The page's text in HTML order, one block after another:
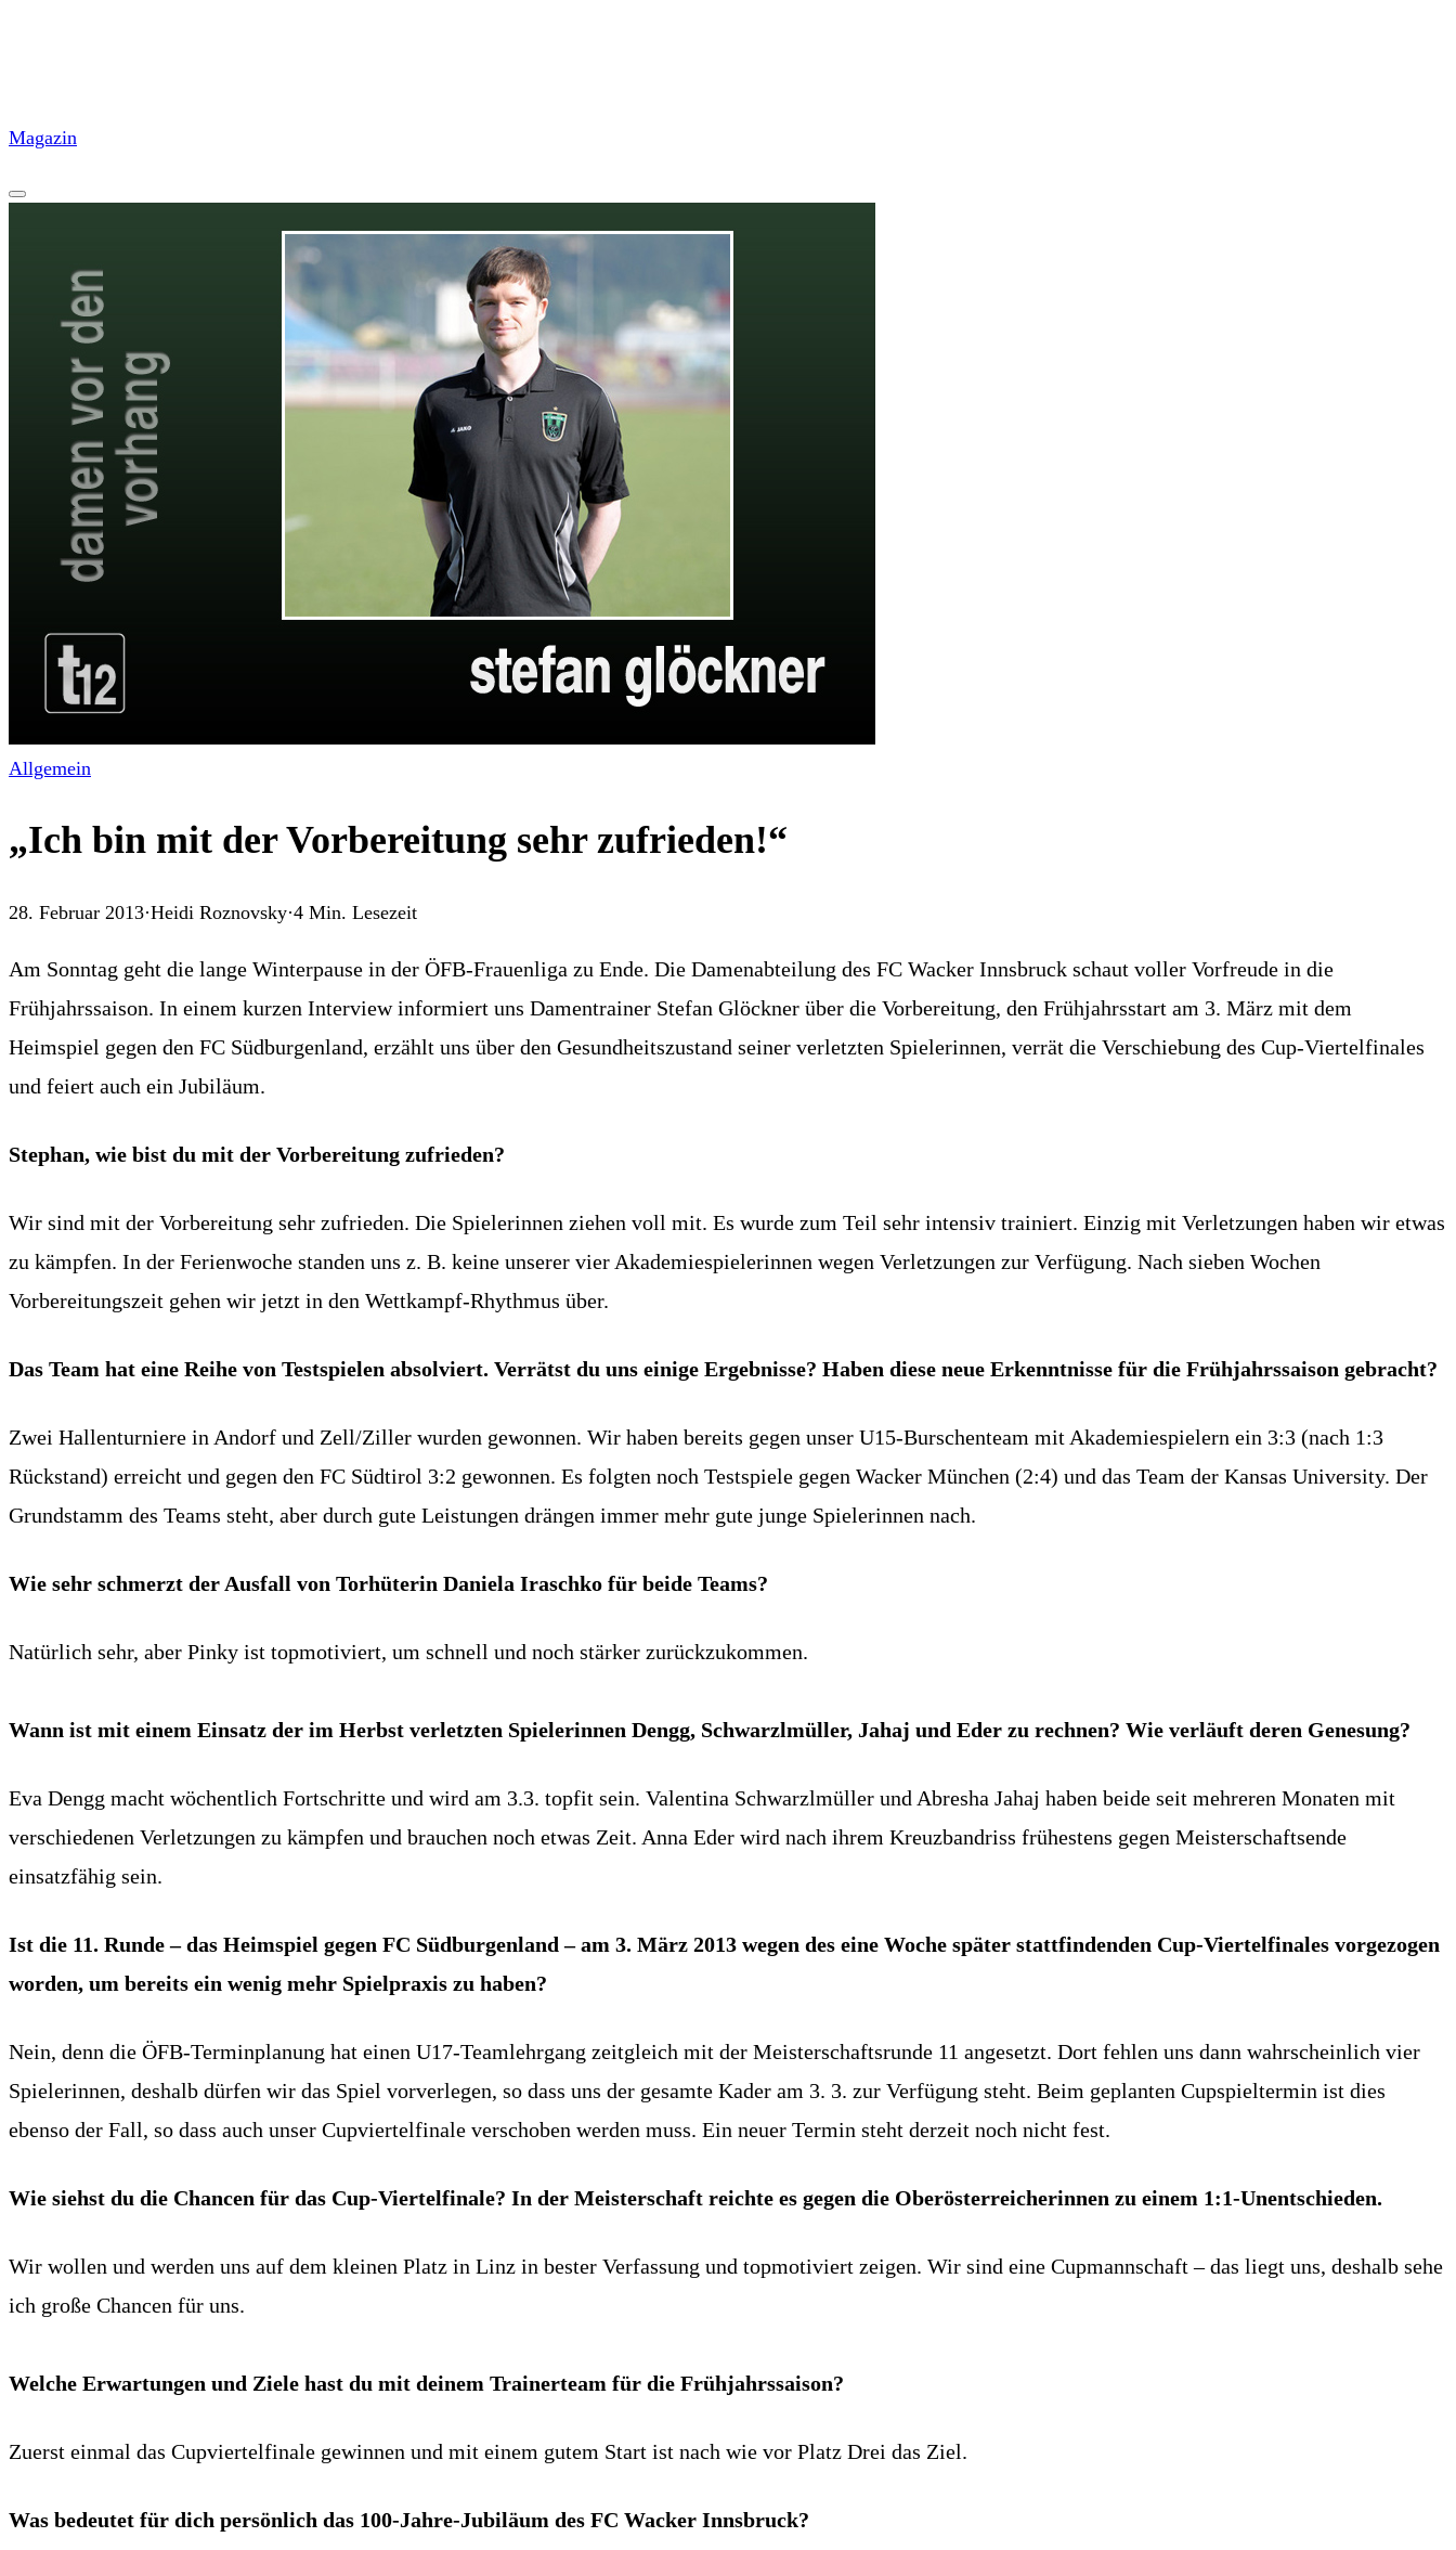
Magazin
Allgemein
„Ich bin mit der Vorbereitung sehr zufrieden!“
28. Februar 2013·Heidi Roznovsky·4 Min. Lesezeit
Am Sonntag geht die lange Winterpause in der ÖFB-Frauenliga zu Ende. Die Damenabteilung des FC Wacker Innsbruck schaut voller Vorfreude in die
Frühjahrssaison. In einem kurzen Interview informiert uns Damentrainer Stefan Glöckner über die Vorbereitung, den Frühjahrsstart am 3. März mit dem
Heimspiel gegen den FC Südburgenland, erzählt uns über den Gesundheitszustand seiner verletzten Spielerinnen, verrät die Verschiebung des Cup-Viertelfinales
und feiert auch ein Jubiläum.
Stephan, wie bist du mit der Vorbereitung zufrieden?
Wir sind mit der Vorbereitung sehr zufrieden. Die Spielerinnen ziehen voll mit. Es wurde zum Teil sehr intensiv trainiert. Einzig mit Verletzungen haben wir etwas
zu kämpfen. In der Ferienwoche standen uns z. B. keine unserer vier Akademiespielerinnen wegen Verletzungen zur Verfügung. Nach sieben Wochen
Vorbereitungszeit gehen wir jetzt in den Wettkampf-Rhythmus über.
Das Team hat eine Reihe von Testspielen absolviert. Verrätst du uns einige Ergebnisse? Haben diese neue Erkenntnisse für die Frühjahrssaison gebracht?
Zwei Hallenturniere in Andorf und Zell/Ziller wurden gewonnen. Wir haben bereits gegen unser U15-Burschenteam mit Akademiespielern ein 3:3 (nach 1:3
Rückstand) erreicht und gegen den FC Südtirol 3:2 gewonnen. Es folgten noch Testspiele gegen Wacker München (2:4) und das Team der Kansas University. Der
Grundstamm des Teams steht, aber durch gute Leistungen drängen immer mehr gute junge Spielerinnen nach.
Wie sehr schmerzt der Ausfall von Torhüterin Daniela Iraschko für beide Teams?
Natürlich sehr, aber Pinky ist topmotiviert, um schnell und noch stärker zurückzukommen.
Wann ist mit einem Einsatz der im Herbst verletzten Spielerinnen Dengg, Schwarzlmüller, Jahaj und Eder zu rechnen? Wie verläuft deren Genesung?
Eva Dengg macht wöchentlich Fortschritte und wird am 3.3. topfit sein. Valentina Schwarzlmüller und Abresha Jahaj haben beide seit mehreren Monaten mit
verschiedenen Verletzungen zu kämpfen und brauchen noch etwas Zeit. Anna Eder wird nach ihrem Kreuzbandriss frühestens gegen Meisterschaftsende
einsatzfähig sein.
Ist die 11. Runde – das Heimspiel gegen FC Südburgenland – am 3. März 2013 wegen des eine Woche später stattfindenden Cup-Viertelfinales vorgezogen
worden, um bereits ein wenig mehr Spielpraxis zu haben?
Nein, denn die ÖFB-Terminplanung hat einen U17-Teamlehrgang zeitgleich mit der Meisterschaftsrunde 11 angesetzt. Dort fehlen uns dann wahrscheinlich vier
Spielerinnen, deshalb dürfen wir das Spiel vorverlegen, so dass uns der gesamte Kader am 3. 3. zur Verfügung steht. Beim geplanten Cupspieltermin ist dies
ebenso der Fall, so dass auch unser Cupviertelfinale verschoben werden muss. Ein neuer Termin steht derzeit noch nicht fest.
Wie siehst du die Chancen für das Cup-Viertelfinale? In der Meisterschaft reichte es gegen die Oberösterreicherinnen zu einem 1:1-Unentschieden.
Wir wollen und werden uns auf dem kleinen Platz in Linz in bester Verfassung und topmotiviert zeigen. Wir sind eine Cupmannschaft – das liegt uns, deshalb sehe
ich große Chancen für uns.
Welche Erwartungen und Ziele hast du mit deinem Trainerteam für die Frühjahrssaison?
Zuerst einmal das Cupviertelfinale gewinnen und mit einem gutem Start ist nach wie vor Platz Drei das Ziel.
Was bedeutet für dich persönlich das 100-Jahre-Jubiläum des FC Wacker Innsbruck?